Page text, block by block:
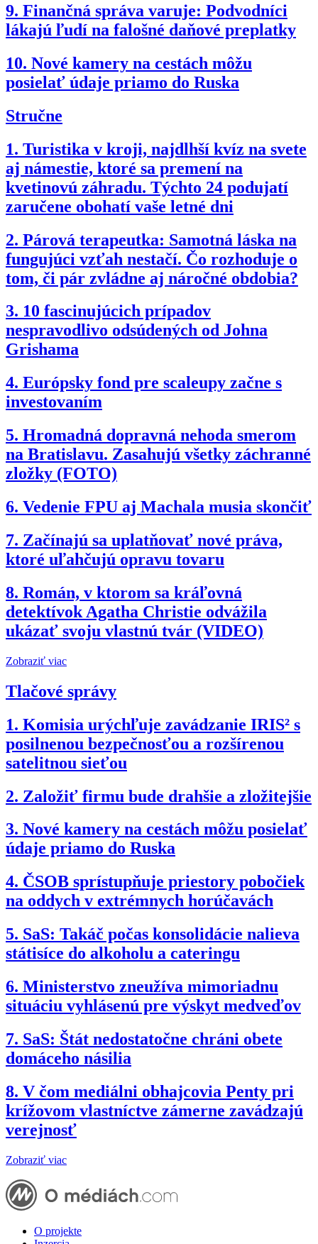
9. Finančná správa varuje: Podvodníci
lákajú ľudí na falošné daňové preplatky
10. Nové kamery na cestách môžu
posielať údaje priamo do Ruska
Stručne
1. Turistika v kroji, najdlhší kvíz na svete
aj námestie, ktoré sa premení na
kvetinovú záhradu. Týchto 24 podujatí
zaručene obohatí vaše letné dni
2. Párová terapeutka: Samotná láska na
fungujúci vzťah nestačí. Čo rozhoduje o
tom, či pár zvládne aj náročné obdobia?
3. 10 fascinujúcich prípadov
nespravodlivo odsúdených od Johna
Grishama
4. Európsky fond pre scaleupy začne s
investovaním
5. Hromadná dopravná nehoda smerom
na Bratislavu. Zasahujú všetky záchranné
zložky (FOTO)
6. Vedenie FPU aj Machala musia skončiť
7. Začínajú sa uplatňovať nové práva,
ktoré uľahčujú opravu tovaru
8. Román, v ktorom sa kráľovná
detektívok Agatha Christie odvážila
ukázať svoju vlastnú tvár (VIDEO)
Zobraziť viac
Tlačové správy
1. Komisia urýchľuje zavádzanie IRIS² s
posilnenou bezpečnosťou a rozšírenou
satelitnou sieťou
2. Založiť firmu bude drahšie a zložitejšie
3. Nové kamery na cestách môžu posielať
údaje priamo do Ruska
4. ČSOB sprístupňuje priestory pobočiek
na oddych v extrémnych horúčavách
5. SaS: Takáč počas konsolidácie nalieva
státisíce do alkoholu a cateringu
6. Ministerstvo zneužíva mimoriadnu
situáciu vyhlásenú pre výskyt medveďov
7. SaS: Štát nedostatočne chráni obete
domáceho násilia
8. V čom mediálni obhajcovia Penty pri
krížovom vlastníctve zámerne zavádzajú
verejnosť
Zobraziť viac
O projekte